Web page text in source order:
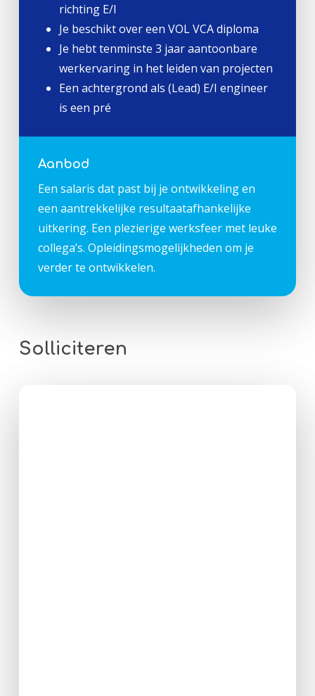
richting E/I
Je beschikt over een VOL VCA diploma
Je hebt tenminste 3 jaar aantoonbare
werkervaring in het leiden van projecten
Een achtergrond als (Lead) E/I engineer
is een pré
Aanbod
Een salaris dat past bij je ontwikkeling en
een aantrekkelijke resultaatafhankelijke
uitkering. Een plezierige werksfeer met leuke
collega’s. Opleidingsmogelijkheden om je
verder te ontwikkelen.
Solliciteren